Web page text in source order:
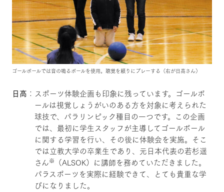
ゴールボールでは音の鳴るボールを使用。聴覚を頼りにプレーする（右が日高さん）
日高 ：スポーツ体験企画も印象に残っています。ゴールボ
ールは視覚しょうがいのある方を対象に考えられた
球技で、パラリンピック種目の一つです。この企画
では、最初に学生スタッフが主導してゴールボール
に関する学習を行い、その後に体験会を実施。そこ
では立教大学の卒業生であり、元日本代表の若杉遥
さん※ （ALSOK）に講師を務めていただきました。
パラスポーツを実際に経験できて、とても貴重な学
びになりました。